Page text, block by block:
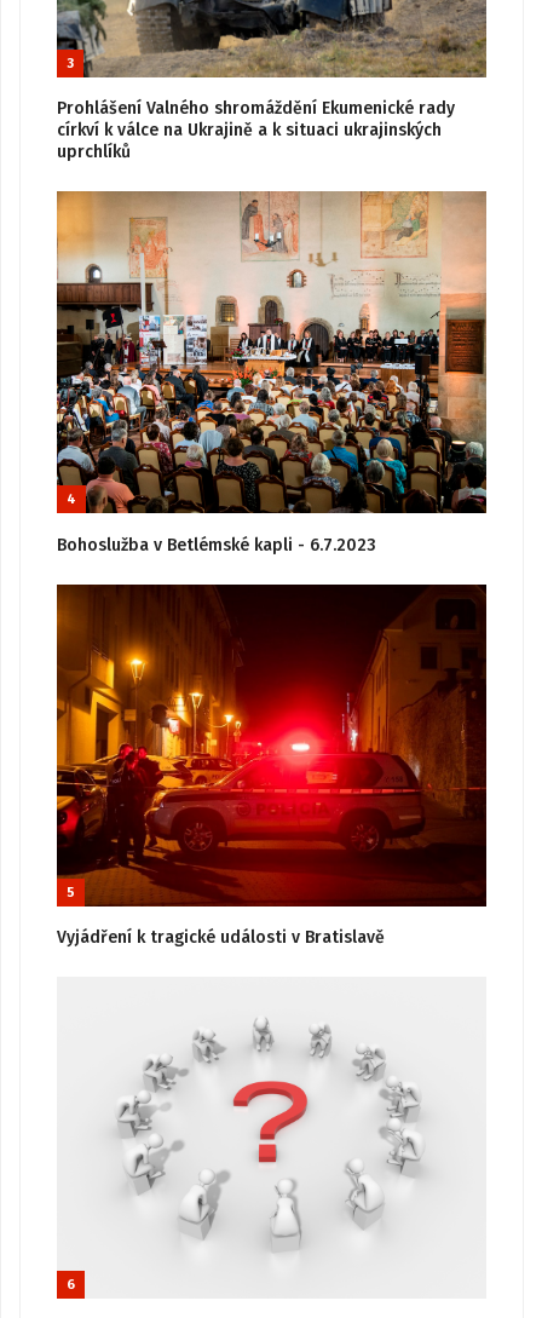
3
Prohlášení Valného shromáždění Ekumenické rady
církví k válce na Ukrajině a k situaci ukrajinských
uprchlíků
4
Bohoslužba v Betlémské kapli - 6.7.2023
5
Vyjádření k tragické události v Bratislavě
6